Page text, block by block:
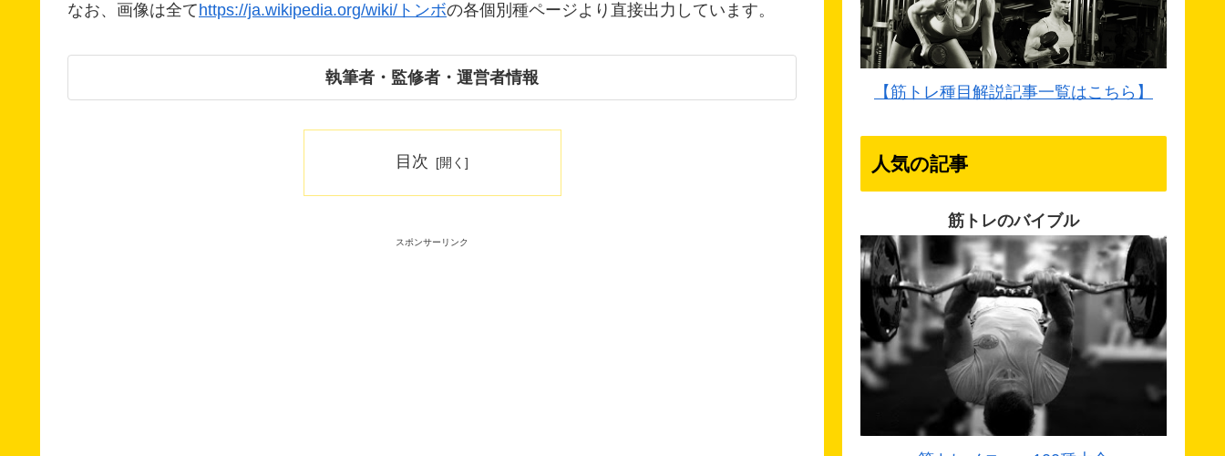
なお、画像は全て https://ja.wikipedia.org/wiki/トンボの各個別種ページより直接出力しています。
執筆者・監修者・運営者情報
目次
スポンサーリンク
【筋トレ種目解説記事一覧はこちら】
人気の記事
筋トレのバイブル